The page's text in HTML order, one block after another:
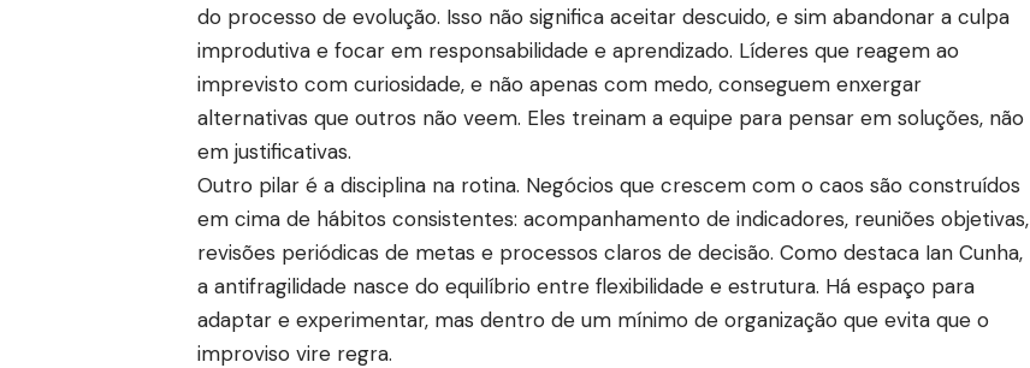
do processo de evolução. Isso não significa aceitar descuido, e sim abandonar a culpa
improdutiva e focar em responsabilidade e aprendizado. Líderes que reagem ao
imprevisto com curiosidade, e não apenas com medo, conseguem enxergar
alternativas que outros não veem. Eles treinam a equipe para pensar em soluções, não
em justificativas.
Outro pilar é a disciplina na rotina. Negócios que crescem com o caos são construídos
em cima de hábitos consistentes: acompanhamento de indicadores, reuniões objetivas,
revisões periódicas de metas e processos claros de decisão. Como destaca Ian Cunha,
a antifragilidade nasce do equilíbrio entre flexibilidade e estrutura. Há espaço para
adaptar e experimentar, mas dentro de um mínimo de organização que evita que o
improviso vire regra.